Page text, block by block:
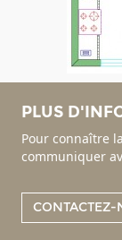
PLUS
Pour connaître
communiquer
CONTACTEZ-